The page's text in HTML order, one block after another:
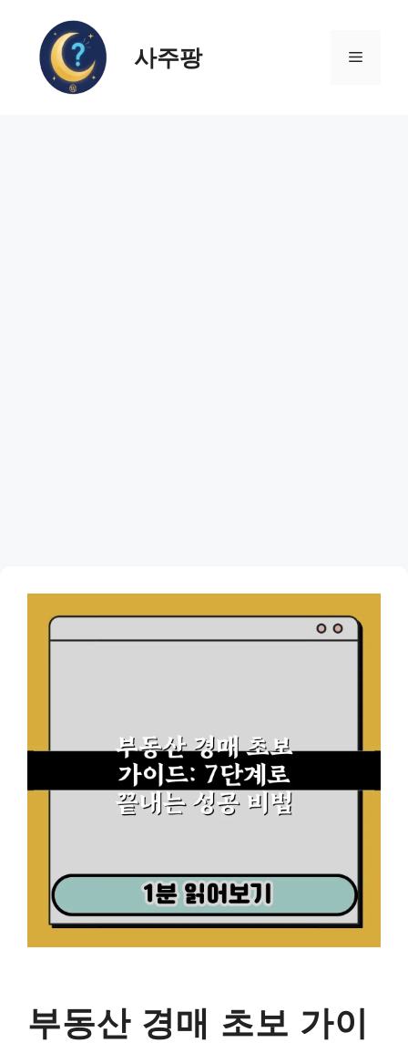
사주팡 메
부동산 경매 초보 가이